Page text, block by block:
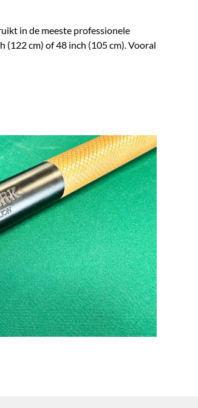
in de meeste professionele
(122 cm) of 48 inch (105 cm). Vooral